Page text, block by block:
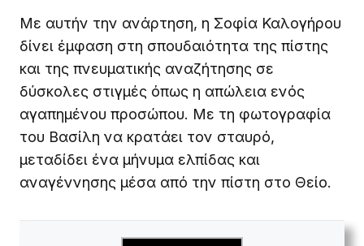
Με αυτήν την ανάρτηση, η Σοφία Καλογήρου
δίνει έμφαση στη σπουδαιότητα της πίστης
και της πνευματικής αναζήτησης σε
δύσκολες στιγμές όπως η απώλεια ενός
αγαπημένου προσώπου. Με τη φωτογραφία
του Βασίλη να κρατάει τον σταυρό,
μεταδίδει ένα μήνυμα ελπίδας και
αναγέννησης μέσα από την πίστη στο Θείο.